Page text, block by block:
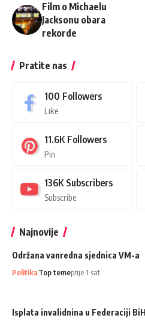
Film o Michaelu
Jacksonu obara
rekorde
Pratite nas
100 Followers
Like
11.6K Followers
Pin
136K Subscribers
Subscribe
Najnovije
Održana vanredna sjednica VM-a
PolitikaTop temeprije 1 sat
Isplata invalidnina u Federaciji BiH